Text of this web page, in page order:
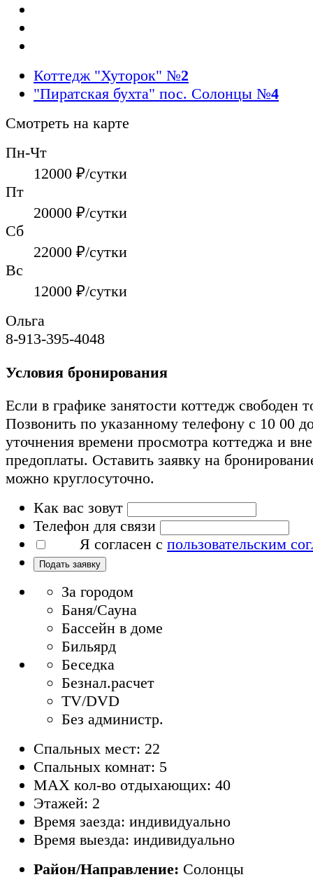
Коттедж "Хуторок" №2
"Пиратская бухта" пос. Солонцы №4
Смотреть на карте
Пн-Чт
12000 ₽/сутки
Пт
20000 ₽/сутки
Сб
22000 ₽/сутки
Вс
12000 ₽/сутки
Ольга
8-913-395-4048
Условия бронирования
Если в графике занятости коттедж свободен
Позвонить по указанному телефону с 10 00
уточнения времени просмотра коттеджа и
предоплаты. Оставить заявку на
можно круглосуточно.
Как вас зовут
Телефон для связи
Я согласен с пользовательским
Подать заявку
За городом
Баня/Сауна
Бассейн в доме
Бильярд
Беседка
Безнал.расчет
TV/DVD
Без администр.
Спальных мест: 22
Спальных комнат: 5
MAX кол-во отдыхающих: 40
Этажей: 2
Время заезда: индивидуально
Время выезда: индивидуально
Район/Направление: Солонцы